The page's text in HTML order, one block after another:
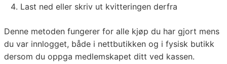
Last ned eller skriv ut kvitteringen derfra
Denne metoden fungerer for alle kjøp du har gjort mens
du var innlogget, både i nettbutikken og i fysisk butikk
dersom du oppga medlemskapet ditt ved kassen.